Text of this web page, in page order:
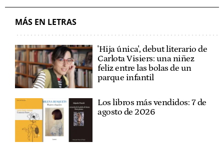
MÁS EN LETRAS
'Hija única', debut literario de
Carlota Visiers: una niñez
feliz entre las bolas de un
parque infantil
Los libros más vendidos: 7 de
agosto de 2026